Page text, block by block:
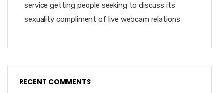
service getting people seeking to discuss its
sexuality compliment of live webcam relations
RECENT COMMENTS